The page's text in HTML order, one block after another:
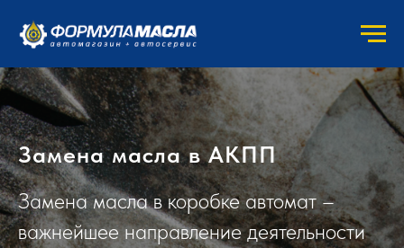
Замена масла в АКПП
Замена масла в коробке автомат –
важнейшее направление деятельности